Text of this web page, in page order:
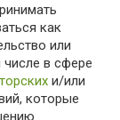
как
или
в сфере
и/или
которые